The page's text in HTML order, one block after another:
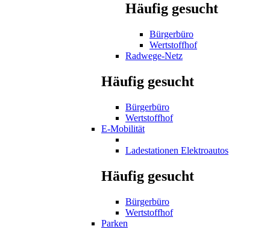
Häufig gesucht
Bürgerbüro
Wertstoffhof
Radwege-Netz
Häufig gesucht
Bürgerbüro
Wertstoffhof
E-Mobilität
Ladestationen Elektroautos
Häufig gesucht
Bürgerbüro
Wertstoffhof
Parken